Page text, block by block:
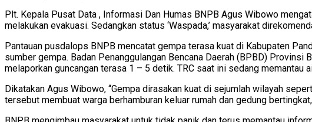
Plt. Kepala Pusat Data , Informasi Dan Humas BNPB Agus Wibowo
melakukan evakuasi. Sedangkan status ‘Waspada,’ masyarakat
Pantauan pusdalops BNPB mencatat gempa terasa kuat di Kabupaten
sumber gempa. Badan Penanggulangan Bencana Daerah (BPBD)
melaporkan guncangan terasa 1 – 5 detik. TRC saat ini sedang memantau
Dikatakan Agus Wibowo, “Gempa dirasakan kuat di sejumlah wilayah
tersebut membuat warga berhamburan keluar rumah dan gedung